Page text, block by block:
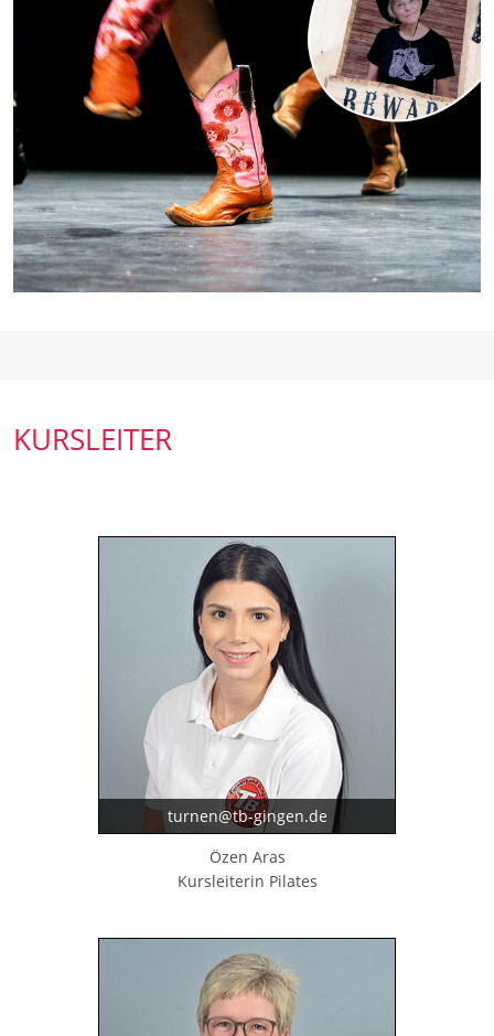
KURSLEITER
turnen@tb-gingen.de
Özen Aras
Kursleiterin Pilates